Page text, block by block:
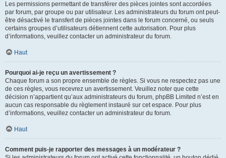
Les permissions permettant de transférer des pièces jointes sont accordées
par forum, par groupe ou par utilisateur. Les administrateurs du forum ont peut-
être désactivé le transfert de pièces jointes dans le forum concerné, ou seuls
certains groupes d’utilisateurs détiennent cette autorisation. Pour plus
d’informations, veuillez contacter un administrateur du forum.
Haut
Pourquoi ai-je reçu un avertissement ?
Chaque forum a son propre ensemble de règles. Si vous ne respectez pas une
de ces règles, vous recevrez un avertissement. Veuillez noter que cette
décision n’appartient qu’aux administrateurs du forum, phpBB Limited n’est en
aucun cas responsable du règlement instauré sur cet espace. Pour plus
d’informations, veuillez contacter un administrateur du forum.
Haut
Comment puis-je rapporter des messages à un modérateur ?